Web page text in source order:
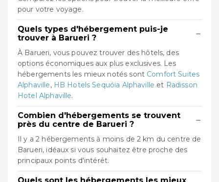
pour votre voyage.
Quels types d'hébergement puis-je
trouver à Barueri ?
−
À Barueri, vous pouvez trouver des hôtels, des
options économiques aux plus exclusives. Les
hébergements les mieux notés sont Comfort Suites
Alphaville, HB Hotels Sequóia Alphaville et Radisson
Hotel Alphaville.
Combien d'hébergements se trouvent
près du centre de Barueri ?
−
Il y a 2 hébergements à moins de 2 km du centre de
Barueri, idéaux si vous souhaitez être proche des
principaux points d'intérêt.